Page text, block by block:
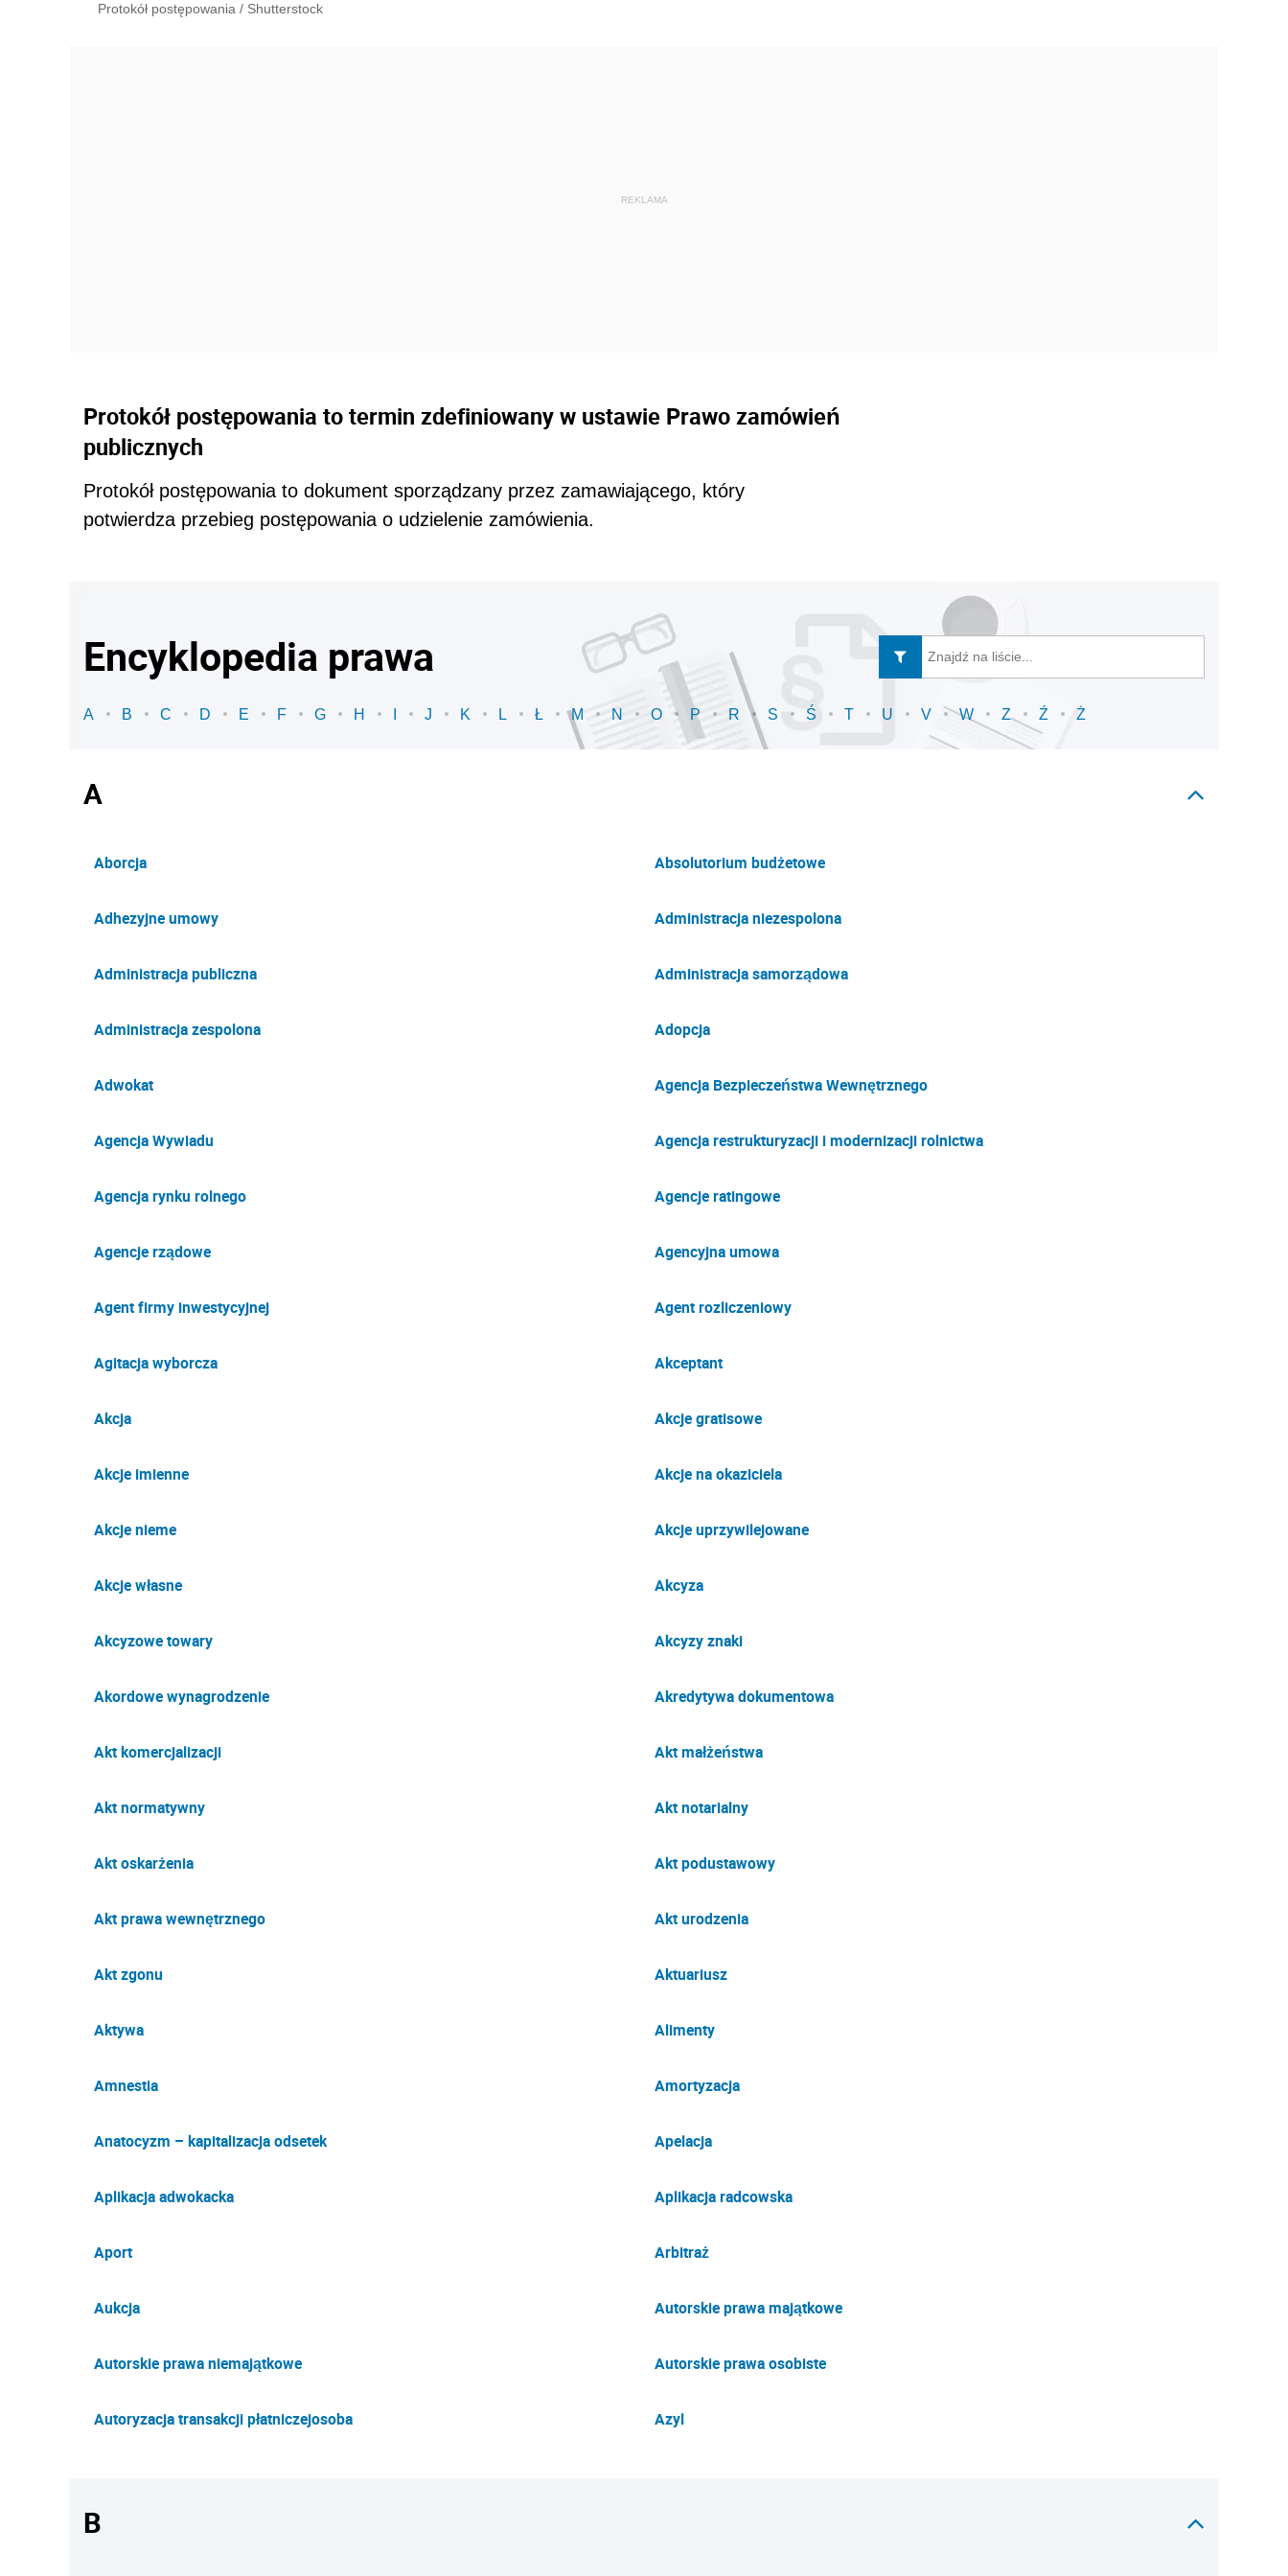
Protokół postępowania / Shutterstock
Protokół postępowania to termin zdefiniowany w ustawie Prawo zamówień
publicznych
Protokół postępowania to dokument sporządzany przez zamawiającego, który
potwierdza przebieg postępowania o udzielenie zamówienia.
Encyklopedia prawa
A B C D E F G H J K L Ł M N O P R S Ś T U V W Z Ź Ż
A
Aborcja Absolutorium budżetowe
Adhezyjne umowy Administracja niezespolona
Administracja publiczna Administracja samorządowa
Administracja zespolona Adopcja
Adwokat Agencja Bezpieczeństwa Wewnętrznego
Agencja Wywiadu Agencja restrukturyzacji i modernizacji rolnictwa
Agencja rynku rolnego Agencje ratingowe
Agencje rządowe Agencyjna umowa
Agent firmy inwestycyjnej Agent rozliczeniowy
Agitacja wyborcza Akceptant
Akcja Akcje gratisowe
Akcje imienne Akcje na okaziciela
Akcje nieme Akcje uprzywilejowane
Akcje własne Akcyza
Akcyzowe towary Akcyzy znaki
Akordowe wynagrodzenie Akredytywa dokumentowa
Akt komercjalizacji Akt małżeństwa
Akt normatywny Akt notarialny
Akt oskarżenia Akt podustawowy
Akt prawa wewnętrznego Akt urodzenia
Akt zgonu Aktuariusz
Aktywa Alimenty
Amnestia Amortyzacja
Anatocyzm – kapitalizacja odsetek Apelacja
Aplikacja adwokacka Aplikacja radcowska
Aport Arbitraż
Aukcja Autorskie prawa majątkowe
Autorskie prawa niemajątkowe Autorskie prawa osobiste
Autoryzacja transakcji płatniczejosoba Azyl
B